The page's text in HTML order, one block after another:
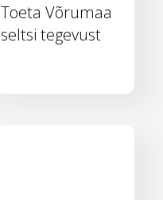
Toeta Võrumaa
seltsi tegevust